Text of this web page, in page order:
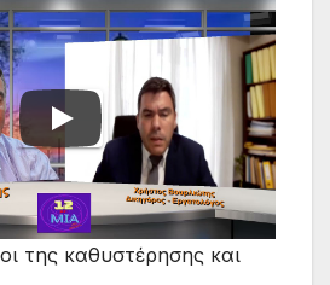
της καθυστέρησης και